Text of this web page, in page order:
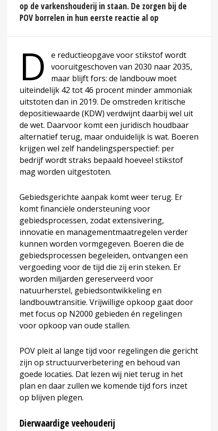
op de varkenshouderij in staan. De zorgen bij de
POV borrelen in hun eerste reactie al op
D
e reductieopgave voor stikstof wordt
vooruitgeschoven van 2030 naar 2035,
maar blijft fors: de landbouw moet
uiteindelijk 42 tot 46 procent minder ammoniak
uitstoten dan in 2019. De omstreden kritische
depositiewaarde (KDW) verdwijnt daarbij wel uit
de wet. Daarvoor komt een juridisch houdbaar
alternatief terug, maar onduidelijk is wat. Boeren
krijgen wel zelf handelingsperspectief: per
bedrijf wordt straks bepaald hoeveel stikstof
mag worden uitgestoten.
Gebiedsgerichte aanpak komt weer terug. Er
komt financiële ondersteuning voor
gebiedsprocessen, zodat extensivering,
innovatie en managementmaatregelen verder
kunnen worden vormgegeven. Boeren die de
gebiedsprocessen begeleiden, ontvangen een
vergoeding voor de tijd die zij erin steken. Er
worden miljarden gereserveerd voor
natuurherstel, gebiedsontwikkeling en
landbouwtransitie. Vrijwillige opkoop gaat door
met focus op N2000 gebieden én regelingen
voor opkoop van oude stallen.
POV pleit al lange tijd voor regelingen die gericht
zijn op structuurverbetering en behoud van
goede locaties. Dat lezen wij niet terug in het
plan en daar zullen we komende tijd fors inzet
op blijven plegen.
Dierwaardige veehouderij